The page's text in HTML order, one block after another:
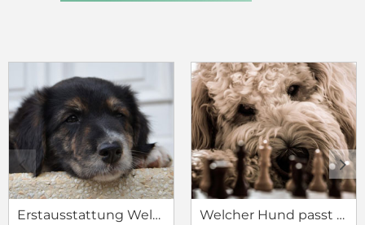
Erstausstattung Welpe Welcher Hund passt zu mir?
c d